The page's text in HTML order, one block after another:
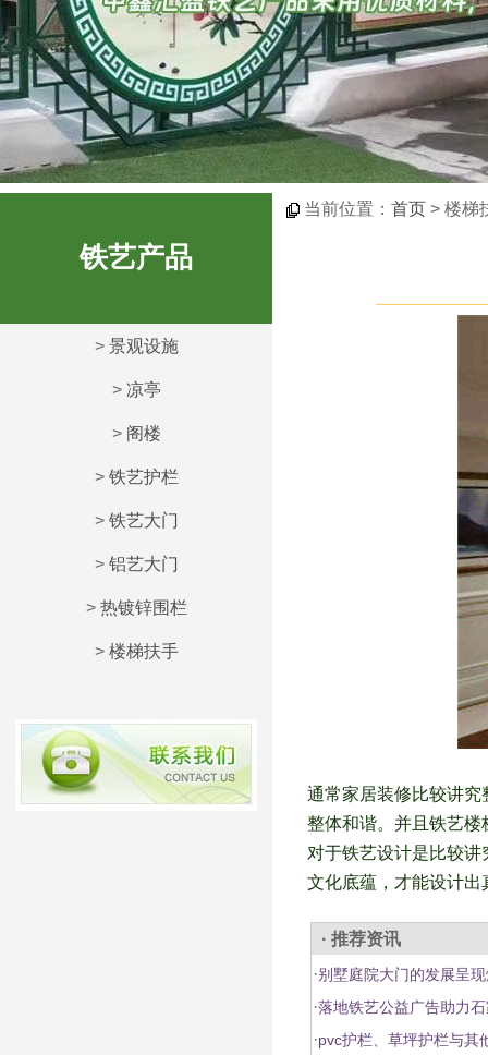
铁艺产品
> 景观设施
> 凉亭
> 阁楼
> 铁艺护栏
> 铁艺大门
> 铝艺大门
> 热镀锌围栏
> 楼梯扶手
当前位置： 首页 > 楼梯
通常家居装修比较讲
整体和谐。并且铁艺
对于铁艺设计是比较
文化底蕴，才能设计
· 推荐资讯
·别墅庭院大门的发展呈
·落地铁艺公益广告助力
·pvc护栏、草坪护栏与其